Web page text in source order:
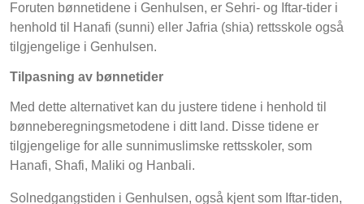
Foruten bønnetidene i Genhulsen, er Sehri- og Iftar-tider i
henhold til Hanafi (sunni) eller Jafria (shia) rettsskole også
tilgjengelige i Genhulsen.
Tilpasning av bønnetider
Med dette alternativet kan du justere tidene i henhold til
bønneberegningsmetodene i ditt land. Disse tidene er
tilgjengelige for alle sunnimuslimske rettsskoler, som
Hanafi, Shafi, Maliki og Hanbali.
Solnedgangstiden i Genhulsen, også kjent som Iftar-tiden,